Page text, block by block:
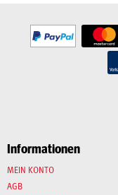
Informationen
MEIN KONTO
AGB